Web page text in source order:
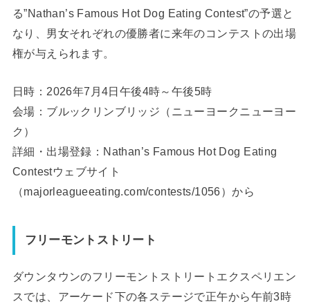
る”Nathan’s Famous Hot Dog Eating Contest”の予選と
なり、男女それぞれの優勝者に来年のコンテストの出場
権が与えられます。
日時：2026年7月4日午後4時～午後5時
会場：ブルックリンブリッジ（ニューヨークニューヨー
ク）
詳細・出場登録：Nathan’s Famous Hot Dog Eating
Contestウェブサイト
（majorleagueeating.com/contests/1056）から
フリーモントストリート
ダウンタウンのフリーモントストリートエクスペリエン
スでは、アーケード下の各ステージで正午から午前3時